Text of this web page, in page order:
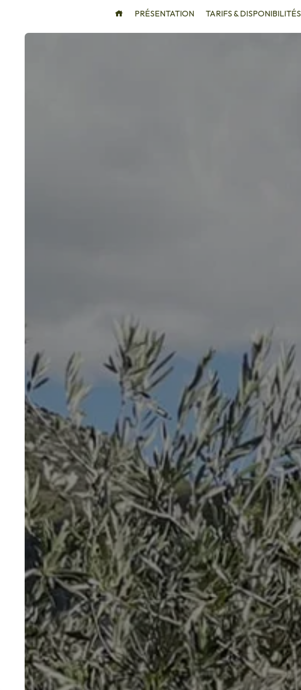
PRÉSENTATION TARIFS & DISPONIBILITÉS